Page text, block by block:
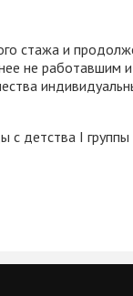
стажа и
не
с детства I